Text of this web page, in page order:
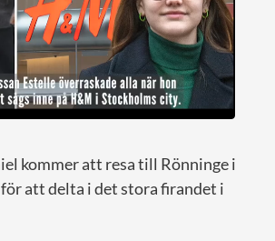
kommer att resa till Rönninge i
att delta i det stora firandet i